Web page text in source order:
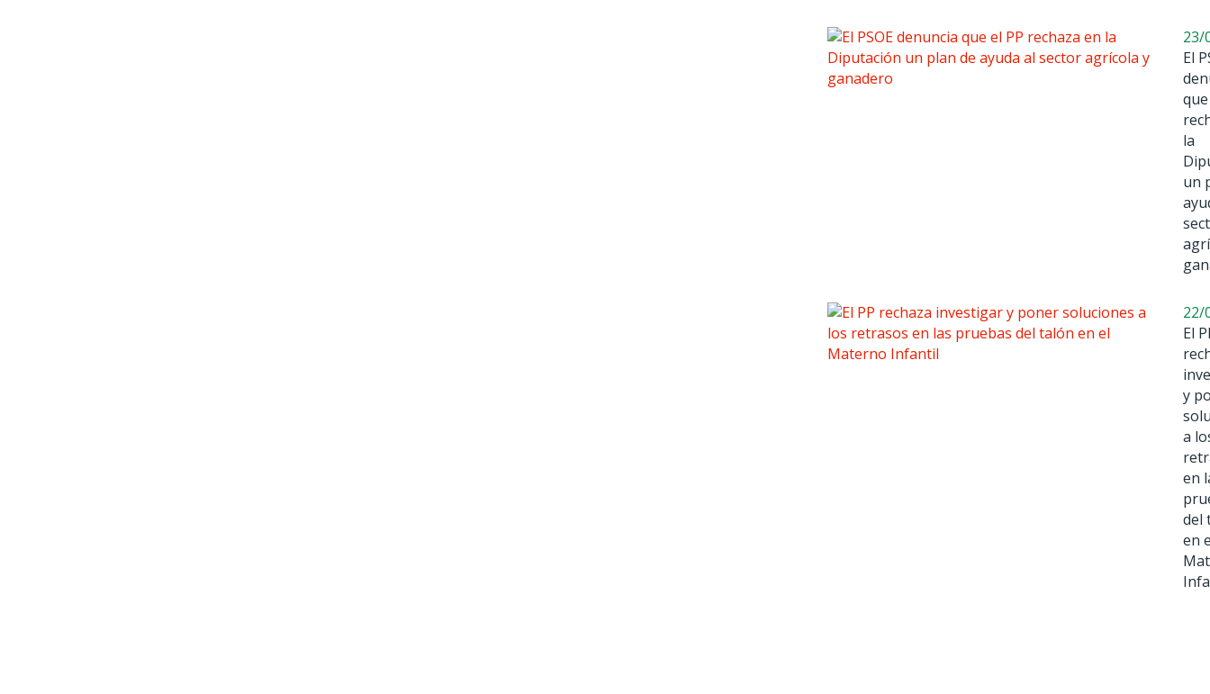
23/
El
la
un
22/
El
y
a
en
del
en